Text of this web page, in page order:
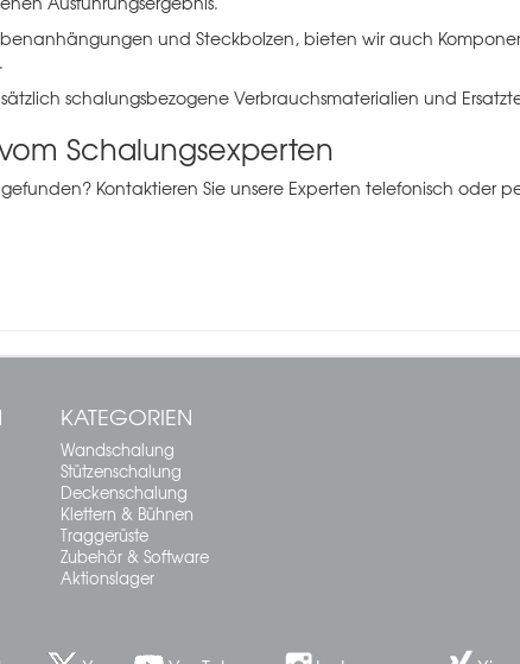
und Steckbolzen, bieten wir auch
schalungsbezogene Verbrauchsmaterialien und
Schalungsexperten
Kontaktieren Sie unsere Experten telefonisch oder
KATEGORIEN
Wandschalung
Stützenschalung
Deckenschalung
Klettern & Bühnen
Traggerüste
Zubehör & Software
Aktionslager